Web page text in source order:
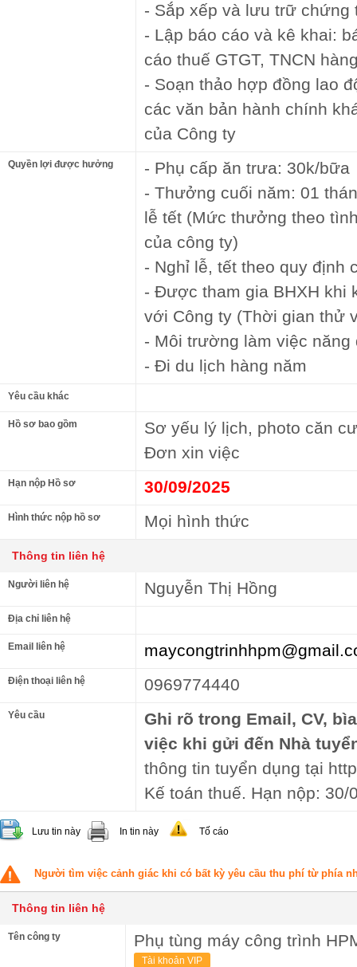
- Sắp xếp và lưu trữ chứng
- Lập báo cáo và kê khai:
cáo thuế GTGT, TNCN
- Soạn thảo hợp đồng lao
các văn bản hành chính
của Công ty
Quyền lợi được hưởng
- Phụ cấp ăn trưa: 30k/bữa
- Thưởng cuối năm: 01
lễ tết (Mức thưởng theo
của công ty)
- Nghỉ lễ, tết theo quy định
- Được tham gia BHXH khi
với Công ty (Thời gian thử
- Môi trường làm việc năng
- Đi du lịch hàng năm
Yêu cầu khác
Hồ sơ bao gồm
Sơ yếu lý lịch, photo căn
Đơn xin việc
Hạn nộp Hồ sơ 30/09/2025
Hình thức nộp hồ sơ Mọi hình thức
Thông tin liên hệ
Người liên hệ Nguyễn Thị Hồng
Địa chỉ liên hệ
Email liên hệ
Điện thoại liên hệ 0969774440
Yêu cầu
Ghi rõ trong Email, CV,
việc khi gửi đến Nhà
thông tin tuyển dụng tại
Kế toán thuế. Hạn nộp: 30/
Lưu tin này In tin này Tố cáo
Người tìm việc cảnh giác khi có bất kỳ yêu cầu thu phí từ phía
Thông tin liên hệ
Tên công ty Phụ tùng máy công trình
Tài khoản VIP